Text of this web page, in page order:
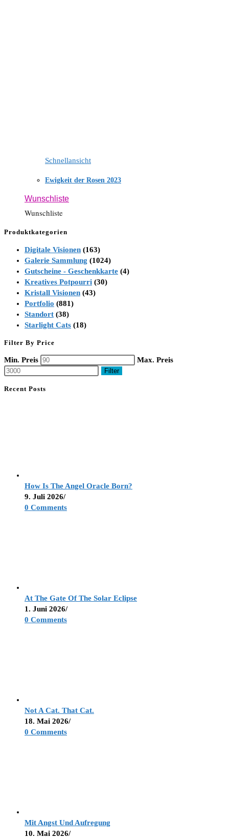
Schnellansicht
Ewigkeit der Rosen 2023
Wunschliste
Wunschliste
Produktkategorien
Digitale Visionen (163)
Galerie Sammlung (1024)
Gutscheine - Geschenkkarte (4)
Kreatives Potpourri (30)
Kristall Visionen (43)
Portfolio (881)
Standort (38)
Starlight Cats (18)
Filter By Price
Min. Preis Max. Preis
Filter
Recent Posts
How Is The Angel Oracle Born?
9. Juli 2026/
0 Comments
At The Gate Of The Solar Eclipse
1. Juni 2026/
0 Comments
Not A Cat. That Cat.
18. Mai 2026/
0 Comments
Mit Angst Und Aufregung
10. Mai 2026/